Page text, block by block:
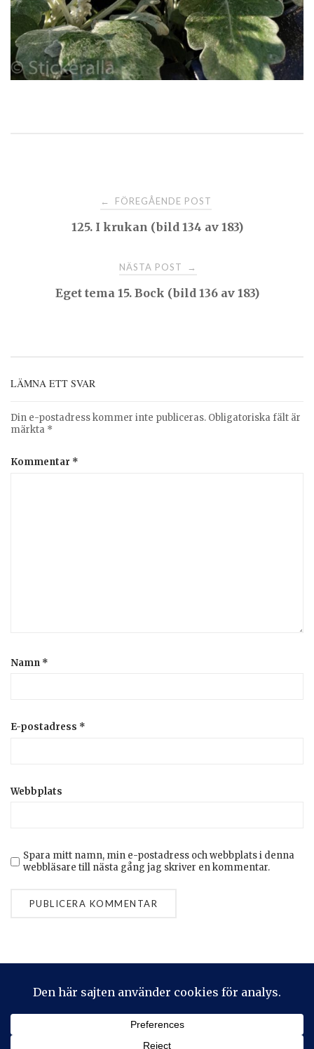
navigation
← FÖREGÅENDE POST
125. I krukan (bild 134 av 183)
NÄSTA POST →
Eget tema 15. Bock (bild 136 av 183)
LÄMNA ETT SVAR
Din e-postadress kommer inte publiceras. Obligatoriska fält är
märkta *
Kommentar *
Namn *
E-postadress *
Webbplats
Spara mitt namn, min e-postadress och webbplats i denna
webbläsare till nästa gång jag skriver en kommentar.
2026 © Stickeralla Theme by
Privacy & Cookies: This site uses cookies. By continuing to use
this website, you agree to their use.
To find out more, including how to control cookies, see here: